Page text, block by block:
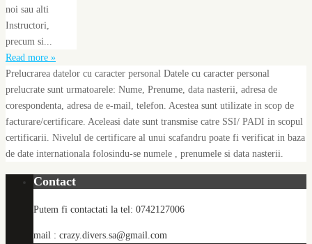
noi sau alti
Instructori,
precum si...
Read more »
Prelucrarea datelor cu caracter personal Datele cu caracter personal
prelucrate sunt urmatoarele: Nume, Prenume, data nasterii, adresa de
corespondenta, adresa de e-mail, telefon. Acestea sunt utilizate in scop de
facturare/certificare. Aceleasi date sunt transmise catre SSI/ PADI in scopul
certificarii. Nivelul de certificare al unui scafandru poate fi verificat in baza
de date internationala folosindu-se numele , prenumele si data nasterii.
Contact
Putem fi contactati la tel: 0742127006
mail : crazy.divers.sa@gmail.com